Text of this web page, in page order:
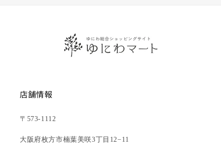
店舗情報
〒573-1112
大阪府枚方市楠葉美咲3丁目12−11